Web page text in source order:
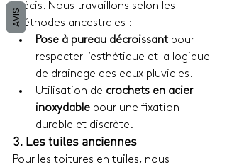
précis. Nous travaillons selon les
méthodes ancestrales :
Pose à pureau décroissant pour
respecter l’esthétique et la logique
de drainage des eaux pluviales.
Utilisation de crochets en acier
inoxydable pour une fixation
durable et discrète.
3. Les tuiles anciennes
Pour les toitures en tuiles, nous
AVIS